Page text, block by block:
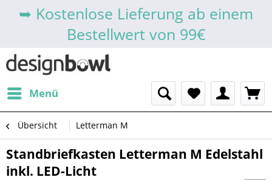
➥ Kostenlose Lieferung ab einem
Bestellwert von 99€
Menü
Übersicht Letterman M
Standbriefkasten Letterman M Edelstahl
inkl. LED-Licht